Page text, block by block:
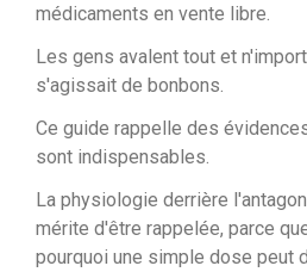
médicaments en vente libre.
Les gens avalent tout et
s'agissait de bonbons.
Ce guide rappelle des
sont indispensables.
La physiologie derrière
mérite d'être rappelée, parce
pourquoi une simple dose peut